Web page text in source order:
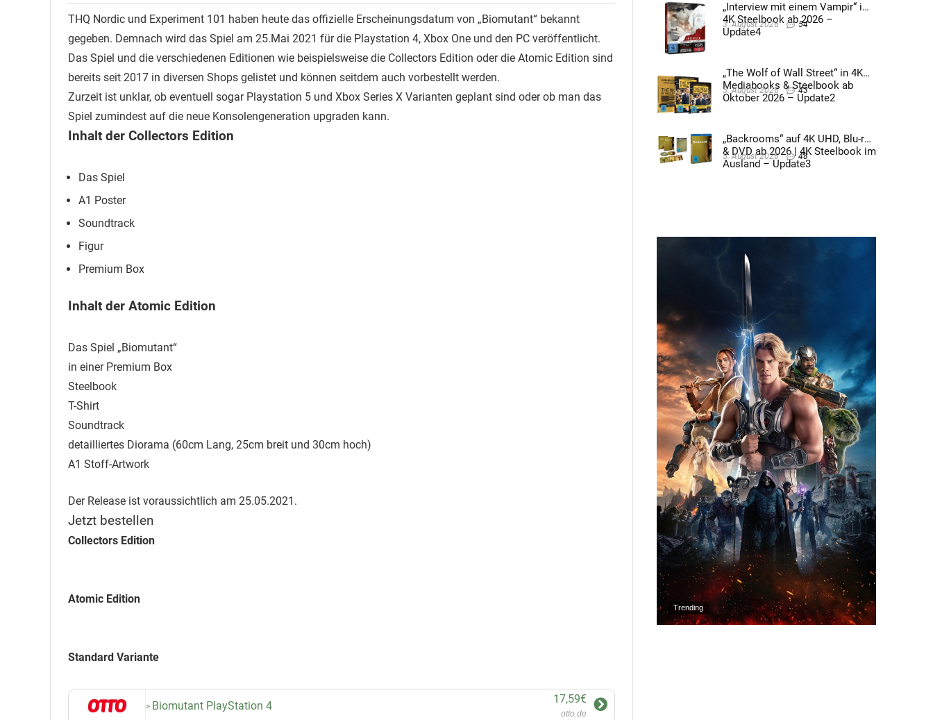
THQ Nordic und Experiment 101 haben heute das offizielle Erscheinungsdatum von „Biomutant“ bekannt
gegeben. Demnach wird das Spiel am 25.Mai 2021 für die Playstation 4, Xbox One und den PC veröffentlicht.
Das Spiel und die verschiedenen Editionen wie beispielsweise die Collectors Edition oder die Atomic Edition sind
bereits seit 2017 in diversen Shops gelistet und können seitdem auch vorbestellt werden.
Zurzeit ist unklar, ob eventuell sogar Playstation 5 und Xbox Series X Varianten geplant sind oder ob man das
Spiel zumindest auf die neue Konsolengeneration upgraden kann.
Inhalt der Collectors Edition
Das Spiel
A1 Poster
Soundtrack
Figur
Premium Box
Inhalt der Atomic Edition
Das Spiel „Biomutant“
in einer Premium Box
Steelbook
T-Shirt
Soundtrack
detailliertes Diorama (60cm Lang, 25cm breit und 30cm hoch)
A1 Stoff-Artwork
Der Release ist voraussichtlich am 25.05.2021.
Jetzt bestellen
Collectors Edition
Atomic Edition
Standard Variante
Biomutant PlayStation 4
17,59€
otto.de
„Interview mit einem Vampir“ im
4K Steelbook ab 2026 –
Update4
3. August 2026 54
„The Wolf of Wall Street“ in 4K
Mediabooks & Steelbook ab
Oktober 2026 – Update2
5. August 2026 43
„Backrooms“ auf 4K UHD, Blu-ray
& DVD ab 2026 | 4K Steelbook im
Ausland – Update3
5. August 2026 48
Trending